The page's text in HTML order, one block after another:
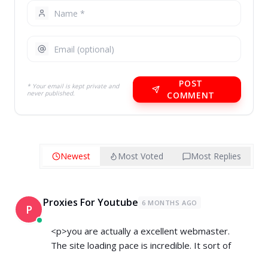
* Your email is kept private and
never published.
POST
COMMENT
Newest Most Voted Most Replies
P Proxies For Youtube 6 MONTHS AGO
<p>you are actually a excellent webmaster.
The site loading pace is incredible. It sort of